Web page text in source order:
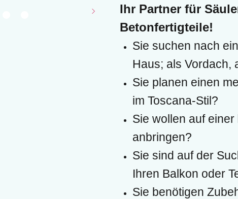
Pic-Stein
Ihr Partner für
Betonfertigteile!
Sie suchen nach
Haus; als Vordach,
Sie planen einen
im Toscana-Stil?
Sie wollen auf
anbringen?
Sie sind auf der
Ihren Balkon oder
Sie benötigen